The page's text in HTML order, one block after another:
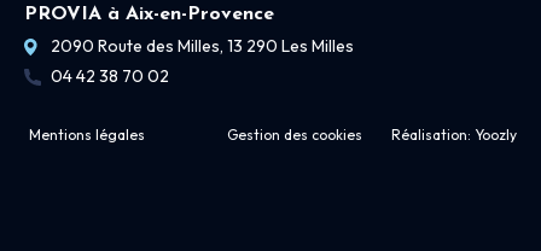
PROVIA à Aix-en-Provence
2090 Route des Milles, 13 290 Les Milles
04 42 38 70 02
Mentions légales Gestion des cookies Réalisation: Yoozly